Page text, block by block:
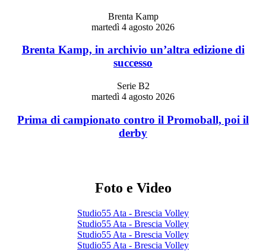
Brenta Kamp
martedì 4 agosto 2026
Brenta Kamp, in archivio un’altra edizione di
successo
Serie B2
martedì 4 agosto 2026
Prima di campionato contro il Promoball, poi il
derby
Foto e Video
Studio55 Ata - Brescia Volley
Studio55 Ata - Brescia Volley
Studio55 Ata - Brescia Volley
Studio55 Ata - Brescia Volley